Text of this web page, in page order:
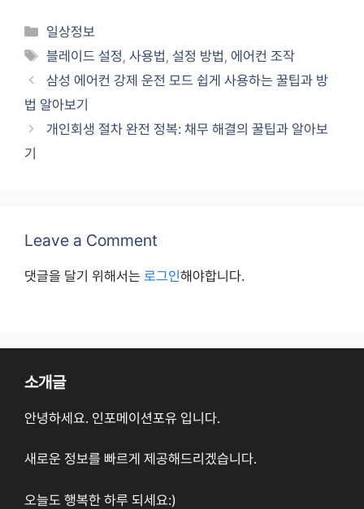
Categories
일상정보
Tags
블레이드 설정,사용법,설정 방법,에어컨 조작
삼성 에어컨 강제 운전 모드 쉽게 사용하는 꿀팁과 방
법 알아보기
개인회생 절차 완전 정복: 채무 해결의 꿀팁과 알아보
기
Leave a Comment
댓글을 달기 위해서는 로그인해야합니다.
소개글
안녕하세요. 인포메이션포유 입니다.
새로운 정보를 빠르게 제공해드리겠습니다.
오늘도 행복한 하루 되세요:)